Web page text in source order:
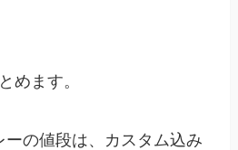
めます。
ーの値段は、カスタム込み